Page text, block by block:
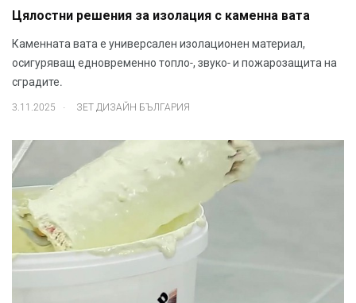
Цялостни решения за изолация с каменна вата
Каменната вата е универсален изолационен материал,
осигуряващ едновременно топло-, звуко- и пожарозащита на
сградите.
3.11.2025 . ЗЕТ ДИЗАЙН БЪЛГАРИЯ